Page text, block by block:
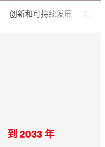
创新和可持续发展 资源
到 2033 年